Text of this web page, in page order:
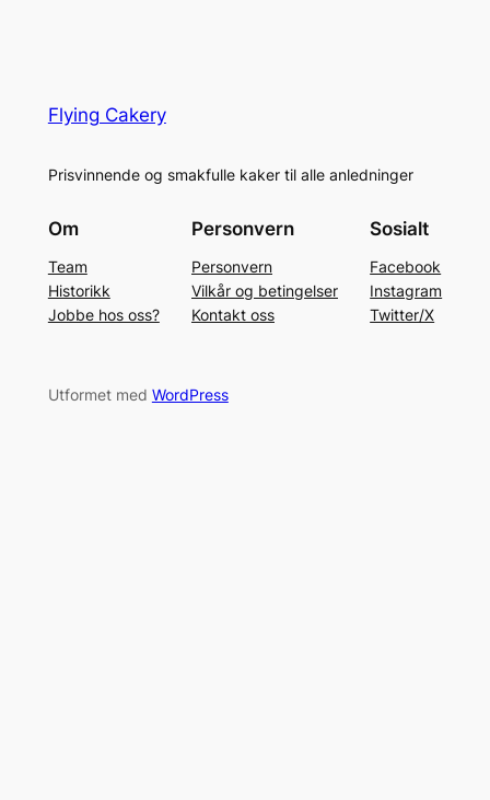
Flying Cakery
Prisvinnende og smakfulle kaker til alle anledninger
Om
Team
Historikk
Jobbe hos oss?
Personvern
Personvern
Vilkår og betingelser
Kontakt oss
Sosialt
Facebook
Instagram
Twitter/X
Utformet med WordPress